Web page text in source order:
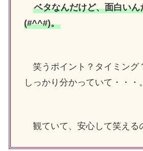
ベタなんだけど、面白いん
(#^^#)。
笑うポイント？タイミング
しっかり分かっていて・・・。
観ていて、安心して笑える